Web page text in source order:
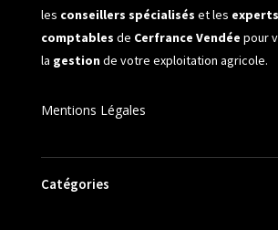
les conseillers spécialisés et les
comptables de Cerfrance Vendée pour
la gestionde votre exploitation agricole.
Mentions Légales
Catégories